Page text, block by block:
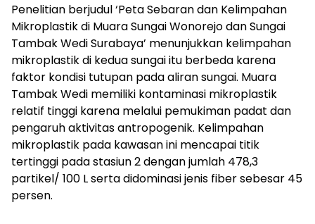
Penelitian berjudul ‘Peta Sebaran dan Kelimpahan
Mikroplastik di Muara Sungai Wonorejo dan Sungai
Tambak Wedi Surabaya’ menunjukkan kelimpahan
mikroplastik di kedua sungai itu berbeda karena
faktor kondisi tutupan pada aliran sungai. Muara
Tambak Wedi memiliki kontaminasi mikroplastik
relatif tinggi karena melalui pemukiman padat dan
pengaruh aktivitas antropogenik. Kelimpahan
mikroplastik pada kawasan ini mencapai titik
tertinggi pada stasiun 2 dengan jumlah 478,3
partikel/ 100 L serta didominasi jenis fiber sebesar 45
persen.